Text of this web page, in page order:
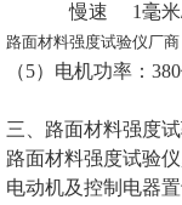
慢速 1毫
路面材料强度试验仪厂商
（5）电机功率：
三、路面材料强度
路面材料强度试验
电动机及控制电器